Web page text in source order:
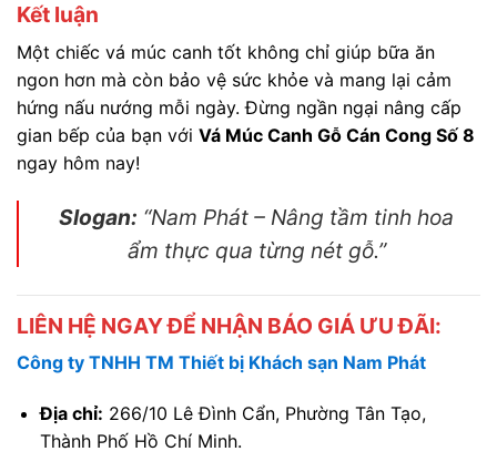
Kết luận
Một chiếc vá múc canh tốt không chỉ giúp bữa ăn
ngon hơn mà còn bảo vệ sức khỏe và mang lại cảm
hứng nấu nướng mỗi ngày. Đừng ngần ngại nâng cấp
gian bếp của bạn với Vá Múc Canh Gỗ Cán Cong Số 8
ngay hôm nay!
Slogan: “Nam Phát – Nâng tầm tinh hoa
ẩm thực qua từng nét gỗ.”
LIÊN HỆ NGAY ĐỂ NHẬN BÁO GIÁ ƯU ĐÃI:
Công ty TNHH TM Thiết bị Khách sạn Nam Phát
Địa chỉ: 266/10 Lê Đình Cẩn, Phường Tân Tạo,
Thành Phố Hồ Chí Minh.